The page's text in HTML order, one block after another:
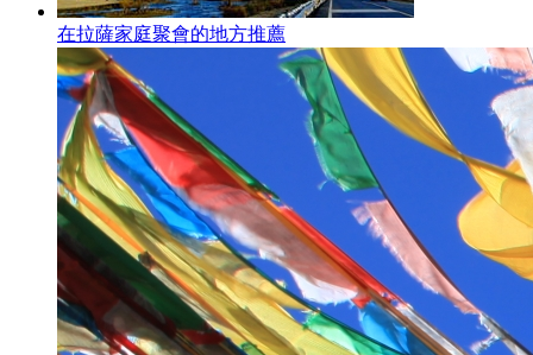
在拉薩家庭聚會的地方推薦